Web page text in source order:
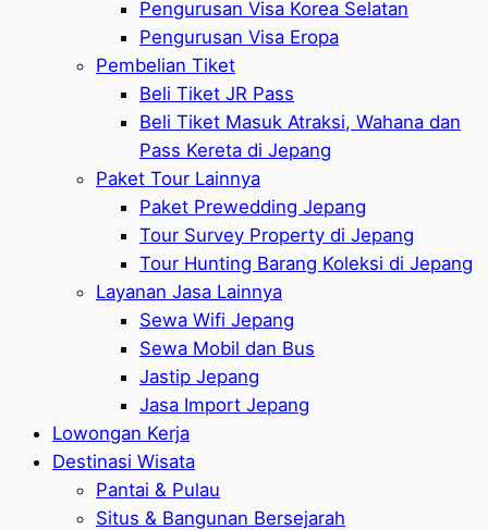
Pengurusan Visa Korea Selatan
Pengurusan Visa Eropa
Pembelian Tiket
Beli Tiket JR Pass
Beli Tiket Masuk Atraksi, Wahana dan
Pass Kereta di Jepang
Paket Tour Lainnya
Paket Prewedding Jepang
Tour Survey Property di Jepang
Tour Hunting Barang Koleksi di Jepang
Layanan Jasa Lainnya
Sewa Wifi Jepang
Sewa Mobil dan Bus
Jastip Jepang
Jasa Import Jepang
Lowongan Kerja
Destinasi Wisata
Pantai & Pulau
Situs & Bangunan Bersejarah